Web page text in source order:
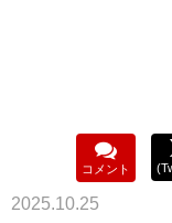
コメント
2025.10.25